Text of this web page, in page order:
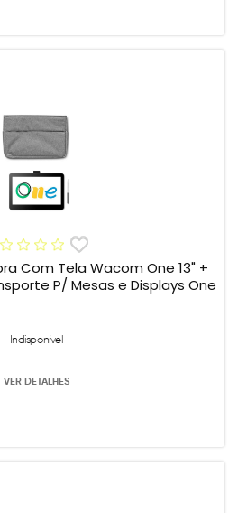
Com Tela Wacom One 13" +
P/ Mesas e Displays One
Indisponível
VER DETALHES